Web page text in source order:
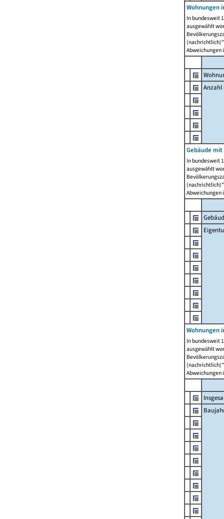
Wohnungen
In bundesweit
ausgewählt
Abweichungen
Anzahl
Gebäude
In bundesweit
ausgewählt
Abweichungen
Wohnungen
In bundesweit
ausgewählt
Abweichungen